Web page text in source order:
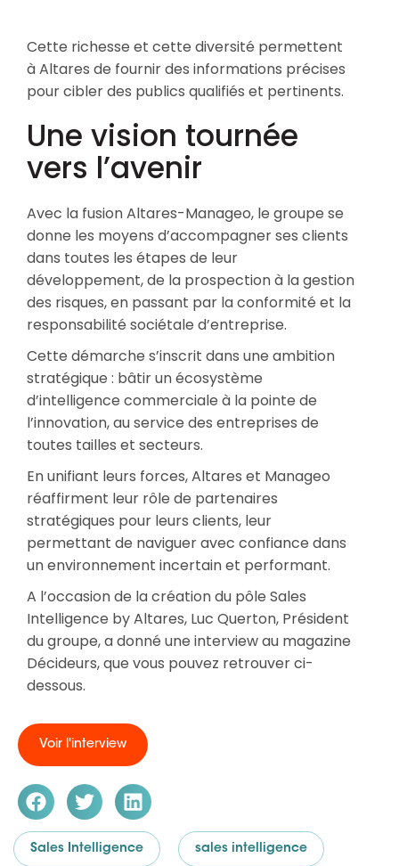
Cette richesse et cette diversité permettent
à Altares de fournir des informations précises
pour cibler des publics qualifiés et pertinents.
Une vision tournée
vers l’avenir
Avec la fusion Altares-Manageo, le groupe se
donne les moyens d’accompagner ses clients
dans toutes les étapes de leur
développement, de la prospection à la gestion
des risques, en passant par la conformité et la
responsabilité sociétale d’entreprise.
Cette démarche s’inscrit dans une ambition
stratégique : bâtir un écosystème
d’intelligence commerciale à la pointe de
l’innovation, au service des entreprises de
toutes tailles et secteurs.
En unifiant leurs forces, Altares et Manageo
réaffirment leur rôle de partenaires
stratégiques pour leurs clients, leur
permettant de naviguer avec confiance dans
un environnement incertain et performant.
A l’occasion de la création du pôle Sales
Intelligence by Altares, Luc Querton, Président
du groupe, a donné une interview au magazine
Décideurs, que vous pouvez retrouver ci-
dessous.
Voir l'interview
Sales Intelligence sales intelligence